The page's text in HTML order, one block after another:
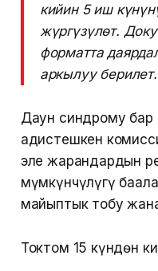
кийин 5 иш
жүргүзүлөт.
форматта
аркылуу берилет.
Даун синдрому бар
адистешкен
эле жарандардын
мүмкүнчүлүгү
майыптык тобу
Токтом 15 күндөн